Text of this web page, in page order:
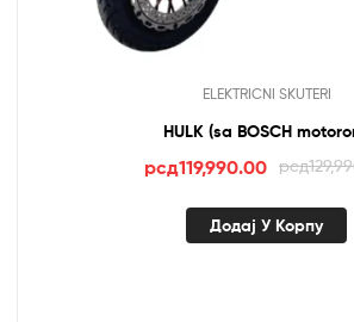
ELEKTRICNI SKUTERI
HULK (sa BOSCH
рсд
је
рсд119,990.00Тренутна
је:
Додај У Корпу